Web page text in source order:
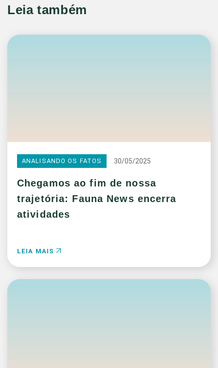
Leia também
ANALISANDO OS FATOS 30/05/2025
Chegamos ao fim de nossa
trajetória: Fauna News encerra
atividades
LEIA MAIS